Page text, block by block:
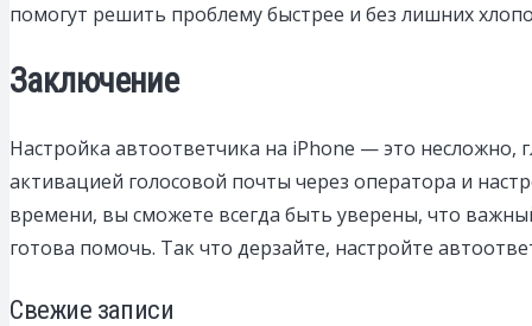
помогут решить проблему быстрее и без лишних
Заключение
Настройка автоответчика на iPhone — это несложно,
активацией голосовой почты через оператора и
времени, вы сможете всегда быть уверены, что
готова помочь. Так что дерзайте, настройте
Свежие записи